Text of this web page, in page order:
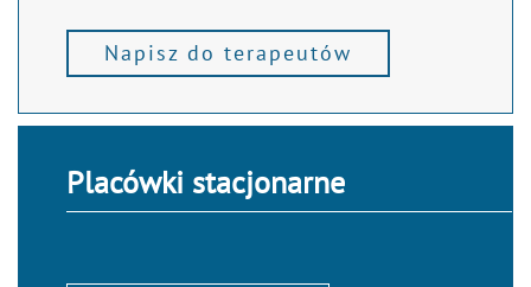
Napisz do terapeutów
Placówki stacjonarne